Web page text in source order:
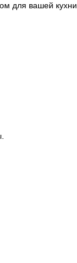
для вашей кухни.